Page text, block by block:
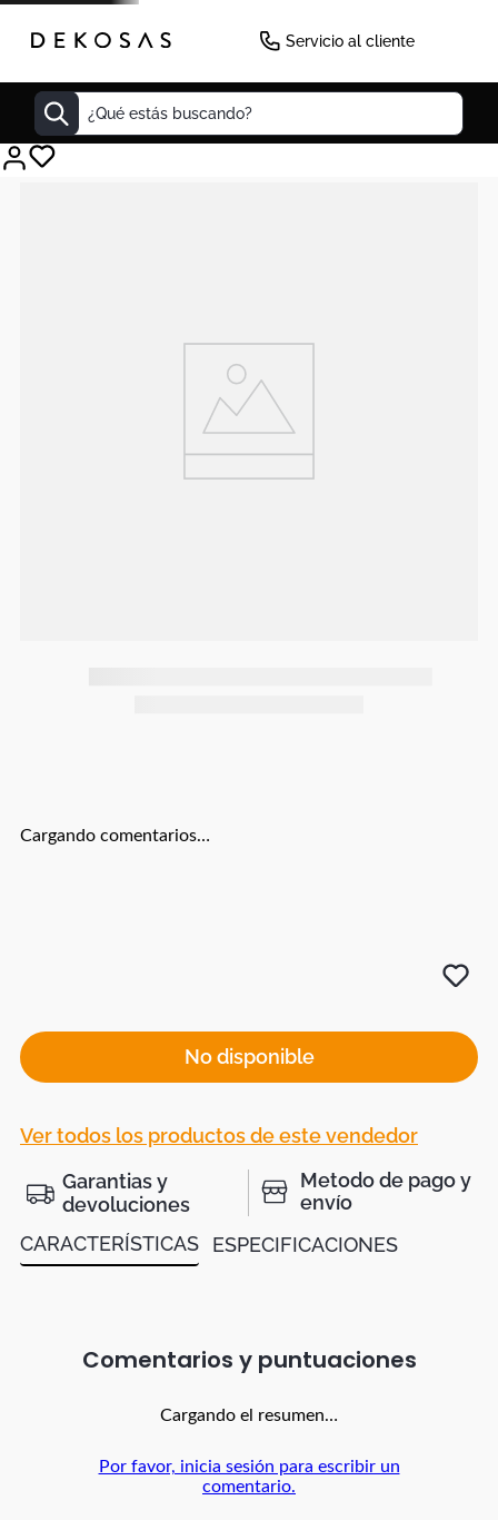
Servicio al cliente
¿Qué estás buscando?
Cargando comentarios…
No disponible
Ver todos los productos de este vendedor
Garantias y
devoluciones
Metodo de pago y
envío
CARACTERÍSTICAS
ESPECIFICACIONES
Comentarios
Cargando el resumen…
Por favor, inicia sesión para escribir un
comentario.